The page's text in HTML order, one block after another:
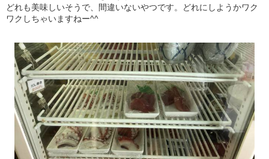
どれも美味しいそうで、間違いないやつです。どれにしようかワク
ワクしちゃいますねー^^